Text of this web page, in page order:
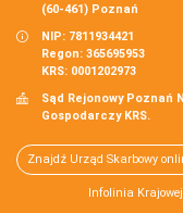
(60-461) Poznań
NIP: 7811934421
Regon: 365695953
KRS: 0001202973
Sąd Rejonowy Poznań
Gospodarczy KRS.
Znajdź Urząd Skarbowy
Infolinia